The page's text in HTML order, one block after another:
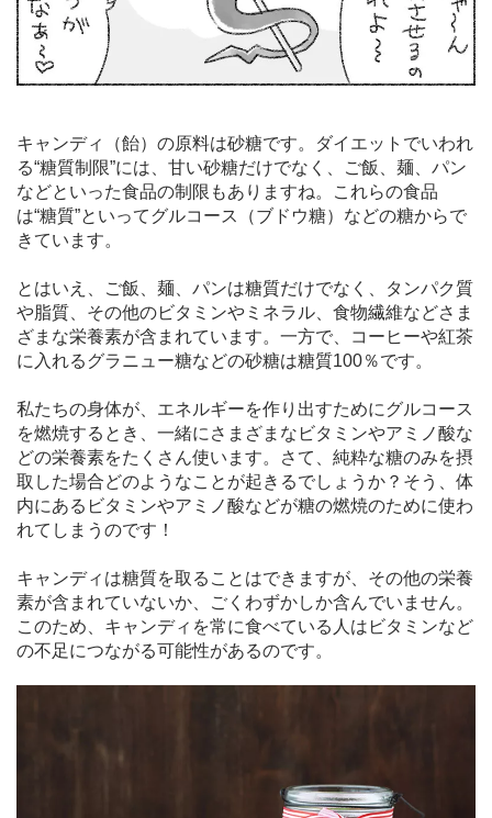
キャンディ（飴）の原料は砂糖です。ダイエットでいわれ
る“糖質制限”には、甘い砂糖だけでなく、ご飯、麺、パン
などといった食品の制限もありますね。これらの食品
は“糖質”といってグルコース（ブドウ糖）などの糖からで
きています。
とはいえ、ご飯、麺、パンは糖質だけでなく、タンパク質
や脂質、その他のビタミンやミネラル、食物繊維などさま
ざまな栄養素が含まれています。一方で、コーヒーや紅茶
に入れるグラニュー糖などの砂糖は糖質100％です。
私たちの身体が、エネルギーを作り出すためにグルコース
を燃焼するとき、一緒にさまざまなビタミンやアミノ酸な
どの栄養素をたくさん使います。さて、純粋な糖のみを摂
取した場合どのようなことが起きるでしょうか？そう、体
内にあるビタミンやアミノ酸などが糖の燃焼のために使わ
れてしまうのです！
キャンディは糖質を取ることはできますが、その他の栄養
素が含まれていないか、ごくわずかしか含んでいません。
このため、キャンディを常に食べている人はビタミンなど
の不足につながる可能性があるのです。